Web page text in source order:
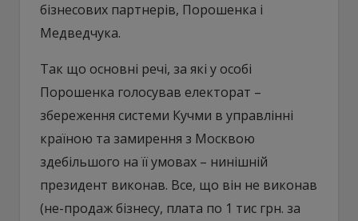
бізнесових партнерів, Порошенка і
Медведчука.
Так що основні речі, за які у особі
Порошенка голосував електорат –
збереження системи Кучми в управлінні
країною та замирення з Москвою
здебільшого на її умовах – нинішній
президент виконав. Все, що він не виконав
(не-продаж бізнесу, плата по 1 тис грн. за